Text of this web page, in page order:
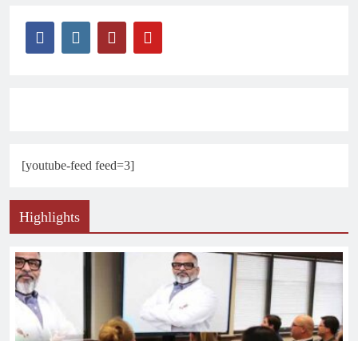
[youtube-feed feed=3]
Highlights